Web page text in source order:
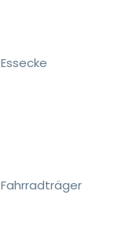
Essecke
Fahrradträger